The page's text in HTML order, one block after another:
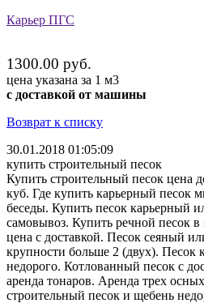
Карьер ПГС
1300.00 руб.
цена указана за 1 м3
с доставкой от машины
Возврат к списку
30.01.2018 01:05:09
купить строительный песок
Купить строительный песок цена
куб. Где купить карьерный песок
беседы. Купить песок карьерный
самовывоз. Купить речной песок
цена с доставкой. Песок сеяный
крупности больше 2 (двух). Песок
недорого. Котлованный песок с
аренда тонаров. Аренда трех
строительный песок и щебень